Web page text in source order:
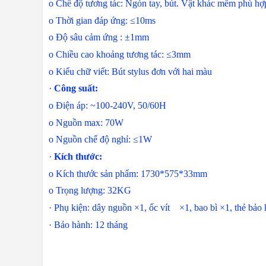
o Chế độ tương tác: Ngón tay, bút. Vật khác mềm
o Thời gian đáp ứng: ≤10ms
o Độ sâu cảm ứng : ±1mm
o Chiều cao khoảng tương tác: ≤3mm
o Kiểu chữ viết: Bút stylus đơn với hai màu
· Công suất:
o Điện áp: ~100-240V, 50/60H
o Nguồn max: 70W
o Nguồn chế độ nghỉ: ≤1W
· Kích thước:
o Kích thước sản phẩm: 1730*575*33mm
o Trọng lượng: 32KG
· Phụ kiện: dây nguồn ×1, ốc vít ×1, bao bì ×1, thẻ
· Bảo hành: 12 tháng